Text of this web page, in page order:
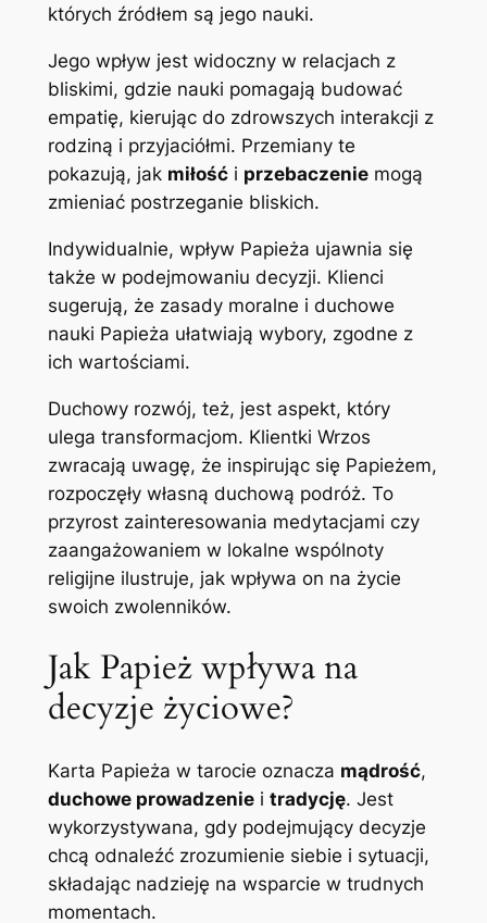
których źródłem są jego nauki.
Jego wpływ jest widoczny w relacjach z
bliskimi, gdzie nauki pomagają budować
empatię, kierując do zdrowszych interakcji z
rodziną i przyjaciółmi. Przemiany te
pokazują, jak miłośći przebaczeniemogą
zmieniać postrzeganie bliskich.
Indywidualnie, wpływ Papieża ujawnia się
także w podejmowaniu decyzji. Klienci
sugerują, że zasady moralne i duchowe
nauki Papieża ułatwiają wybory, zgodne z
ich wartościami.
Duchowy rozwój, też, jest aspekt, który
ulega transformacjom. Klientki Wrzos
zwracają uwagę, że inspirując się Papieżem,
rozpoczęły własną duchową podróż. To
przyrost zainteresowania medytacjami czy
zaangażowaniem w lokalne wspólnoty
religijne ilustruje, jak wpływa on na życie
swoich zwolenników.
Jak Papież wpływa na
decyzje życiowe?
Karta Papieża w tarocie oznacza mądrość,
duchowe prowadzeniei tradycję. Jest
wykorzystywana, gdy podejmujący decyzje
chcą odnaleźć zrozumienie siebie i sytuacji,
składając nadzieję na wsparcie w trudnych
momentach.